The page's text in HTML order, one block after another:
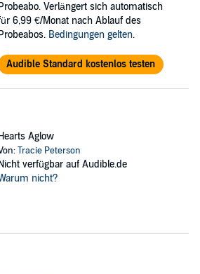
Recorded Books, LLC
Probeabo. Verlängert sich automatisch
6,99 €/Monat nach Ablauf des
Probeabos. Bedingungen gelten.
Audible Standard kostenlos testen
Hearts Aglow
Tracie Peterson
Nicht verfügbar auf Audible.de
nicht?